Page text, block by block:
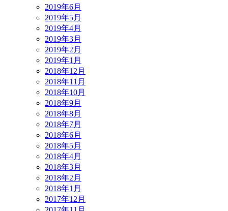
2019年6月
2019年5月
2019年4月
2019年3月
2019年2月
2019年1月
2018年12月
2018年11月
2018年10月
2018年9月
2018年8月
2018年7月
2018年6月
2018年5月
2018年4月
2018年3月
2018年2月
2018年1月
2017年12月